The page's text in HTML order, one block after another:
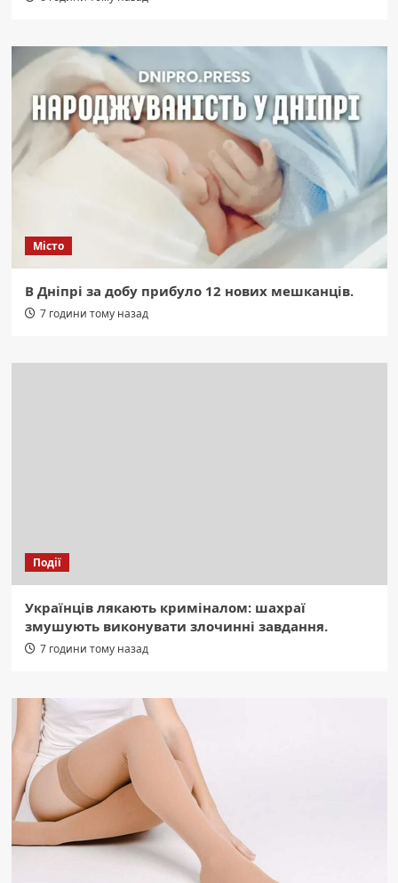
Місто
В Дніпрі за добу прибуло 12 нових мешканців.
7 години тому назад
Події
Українців лякають криміналом: шахраї
змушують виконувати злочинні завдання.
7 години тому назад